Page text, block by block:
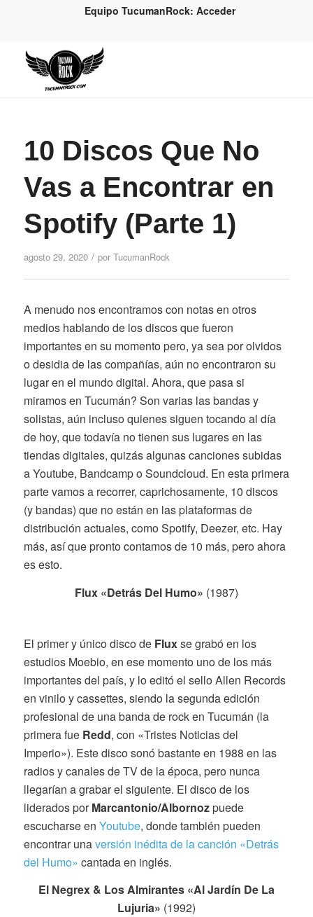
Equipo TucumanRock: Acceder
10 Discos Que No
Vas a Encontrar en
Spotify (Parte 1)
agosto 29, 2020 / por TucumanRock
A menudo nos encontramos con notas en otros
medios hablando de los discos que fueron
importantes en su momento pero, ya sea por olvidos
o desidia de las compañías, aún no encontraron su
lugar en el mundo digital. Ahora, que pasa si
miramos en Tucumán? Son varias las bandas y
solistas, aún incluso quienes siguen tocando al día
de hoy, que todavía no tienen sus lugares en las
tiendas digitales, quizás algunas canciones subidas
a Youtube, Bandcamp o Soundcloud. En esta primera
parte vamos a recorrer, caprichosamente, 10 discos
(y bandas) que no están en las plataformas de
distribución actuales, como Spotify, Deezer, etc. Hay
más, así que pronto contamos de 10 más, pero ahora
es esto.
Flux «Detrás Del Humo» (1987)
El primer y único disco de Fluxse grabó en los
estudios Moebio, en ese momento uno de los más
importantes del país, y lo editó el sello Allen Records
en vinilo y cassettes, siendo la segunda edición
profesional de una banda de rock en Tucumán (la
primera fue Redd, con «Tristes Noticias del
Imperio»). Este disco sonó bastante en 1988 en las
radios y canales de TV de la época, pero nunca
llegarían a grabar el siguiente. El disco de los
liderados porMarcantonio/Albornozpuede
escucharse en Youtube, donde también pueden
encontrar unaversión inédita de la canción «Detrás
del Humo» cantada en inglés.
El Negrex & Los Almirantes «Al Jardín De La
Lujuria» (1992)